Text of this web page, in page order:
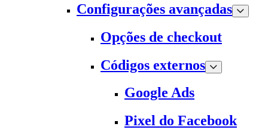
Configurações avançadas
Opções de checkout
Códigos externos
Google Ads
Pixel do Facebook